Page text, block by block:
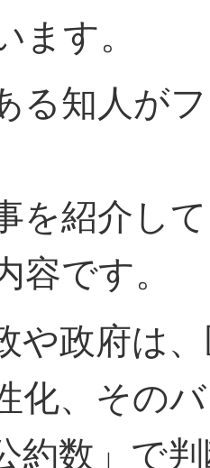
ます。
る知人が
を紹介し
容です。
や政府は
化、その
約数」で